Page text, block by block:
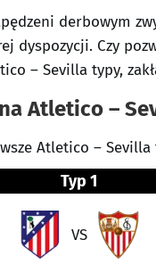
derbowym
dyspozycji. Czy
– Sevilla typy,
Atletico –
Atletico –
Typ 1
VS